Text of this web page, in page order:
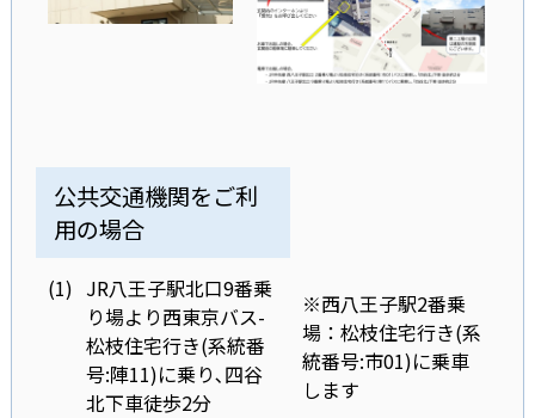
公共交通機関をご利
用の場合
(1) JR八王子駅北口9番乗
り場より西東京バス-
松枝住宅行き(系統番
号:陣11)に乗り､四谷
北下車徒歩2分
※西八王子駅2番乗
場：松枝住宅行き(系
統番号:市01)に乗車
します